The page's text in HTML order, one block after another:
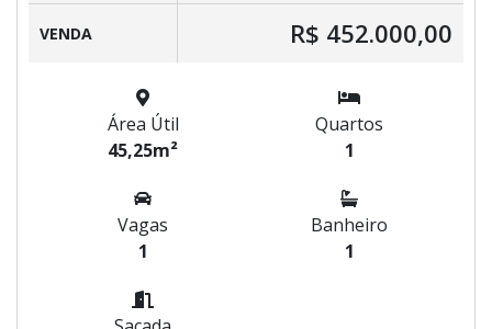
VENDA R$ 452.000,00
Área Útil
45,25m²
Quartos
1
Vagas
1
Banheiro
1